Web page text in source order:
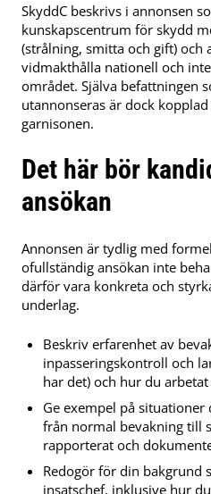
SkyddC beskrivs i annonsen
kunskapscentrum för skydd
(strålning, smitta och gift) och
vidmakthålla nationell och
området. Själva befattningen
utannonseras är dock
garnisonen.
Det här bör
ansökan
Annonsen är tydlig med
ofullständig ansökan inte
därför vara konkreta och
underlag.
Beskriv erfarenhet av
inpasseringskontroll och
har det) och hur du
Ge exempel på
från normal bevakning till
rapporterat och
Redogör för din bakgrund
insatschef, inklusive hur